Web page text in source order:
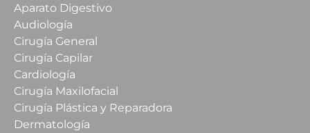
Aparato Digestivo
Audiología
Cirugía General
Cirugía Capilar
Cardiología
Cirugía Maxilofacial
Cirugía Plástica y Reparadora
Dermatología